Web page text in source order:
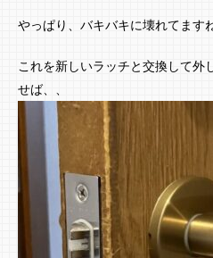
やっぱり、バキバキに壊れてます
これを新しいラッチと交換して外
せば、、